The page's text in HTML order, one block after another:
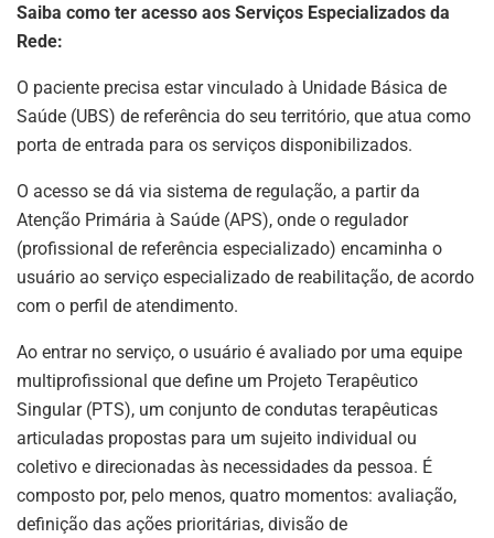
Saiba como ter acesso aos Serviços Especializados da
Rede:
O paciente precisa estar vinculado à Unidade Básica de
Saúde (UBS) de referência do seu território, que atua como
porta de entrada para os serviços disponibilizados.
O acesso se dá via sistema de regulação, a partir da
Atenção Primária à Saúde (APS), onde o regulador
(profissional de referência especializado) encaminha o
usuário ao serviço especializado de reabilitação, de acordo
com o perfil de atendimento.
Ao entrar no serviço, o usuário é avaliado por uma equipe
multiprofissional que define um Projeto Terapêutico
Singular (PTS), um conjunto de condutas terapêuticas
articuladas propostas para um sujeito individual ou
coletivo e direcionadas às necessidades da pessoa. É
composto por, pelo menos, quatro momentos: avaliação,
definição das ações prioritárias, divisão de